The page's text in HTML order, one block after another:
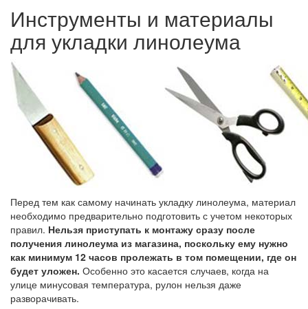
Инструменты и материалы
для укладки линолеума
Перед тем как самому начинать укладку линолеума, материал
необходимо предварительно подготовить с учетом некоторых
правил. Нельзя приступать к монтажу сразу после
получения линолеума из магазина, поскольку ему нужно
как минимум 12 часов пролежать в том помещении, где он
будет уложен. Особенно это касается случаев, когда на
улице минусовая температура, рулон нельзя даже
разворачивать.